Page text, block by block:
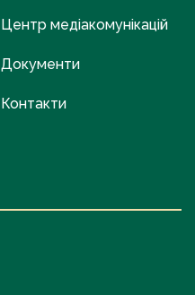
Центр медіакомунікацій
Документи
Контакти